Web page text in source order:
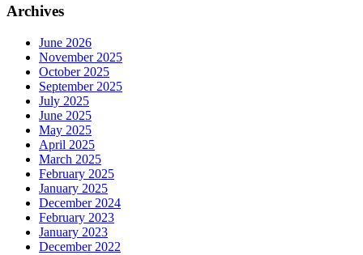
Archives
June 2026
November 2025
October 2025
September 2025
July 2025
June 2025
May 2025
April 2025
March 2025
February 2025
January 2025
December 2024
February 2023
January 2023
December 2022